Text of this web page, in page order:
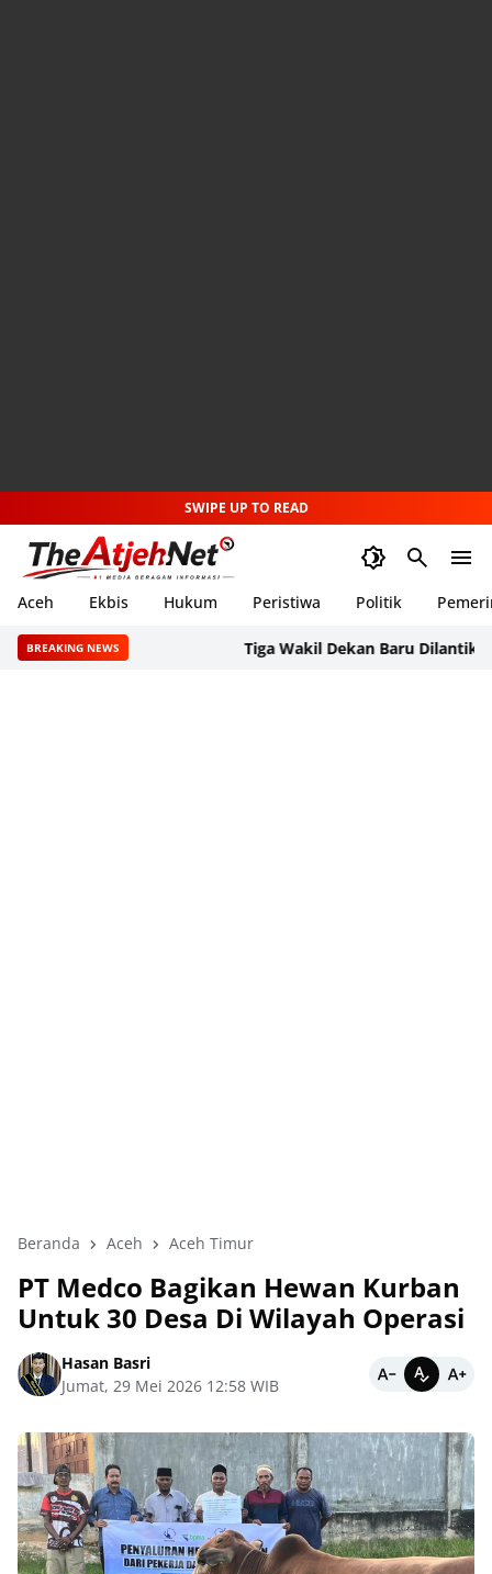
SWIPE UP TO READ
Aceh Ekbis Hukum Peristiwa Politik
BREAKING NEWS Tiga Wakil Dekan Baru Dilantik, FKG
Beranda Aceh Aceh Timur
PT Medco Bagikan Hewan Kurban
Untuk 30 Desa Di Wilayah Operasi
Hasan Basri
Jumat, 29 Mei 2026 12:58 WIB